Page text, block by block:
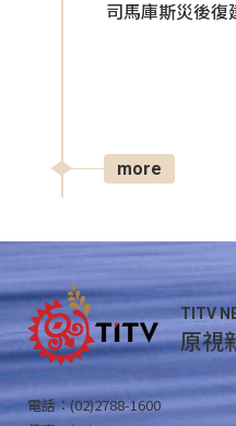
司馬庫斯災後復
more
TITV
原視
電話：(02)2788-1600